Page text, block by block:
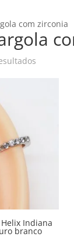
com zirconia
Indiana
branco